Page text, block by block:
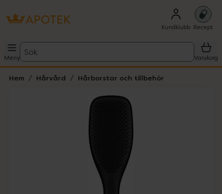
Kundklubb Recept
Meny
Sök
Varukorg
Hem Hårvård Hårborstar och tillbehör
Lista: . Innehåller 1 objekt.